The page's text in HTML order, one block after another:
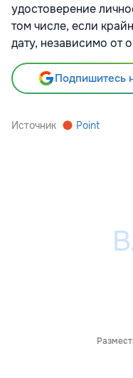
удостоверение
том числе, если
дату, независимо от
Подпишитесь
Источник Point